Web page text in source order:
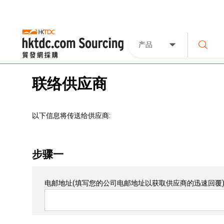
产品
联络供应商
以下信息将传送给供应商:
步骤一
电邮地址(填写您的公司电邮地址以获取供应商的迅速回覆)